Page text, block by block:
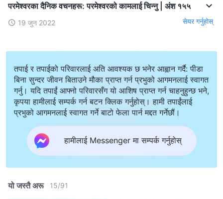
परमेश्‍वरका दैनिक वचनहरू: परमेश्‍वरको कामलाई चिन्‍नु | अंश १५५
19 जुन 2022 सेयर गर्नुहोस्
तपाई र तपाईको परिवारलाई अति आवश्यक छ भनेर आह्वान गर्दै: पीडा
बिना सुन्दर जीवन बिताउने मौका प्राप्त गर्न प्रभुको आगमनलाई स्वागत
गर्नु। यदि तपाईं आफ्नो परिवारसँग यो आशिष प्राप्त गर्न चाहनुहुन्छ भने,
कृपया हामीलाई सम्पर्क गर्न बटन क्लिक गर्नुहोस्। हामी तपाईंलाई
प्रभुको आगमनलाई स्वागत गर्ने बाटो फेला पार्न मद्दत गर्नेछौं।
हामीलाई Messenger मा सम्पर्क गर्नुहोस्
यो जस्तै अरू 15/91